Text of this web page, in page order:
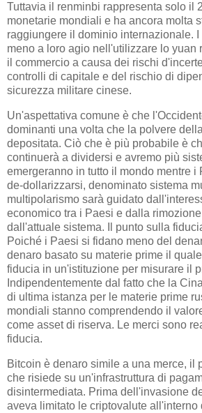
Tuttavia il renminbi rappresenta solo il
monetarie mondiali e ha ancora molta
raggiungere il dominio internazionale.
meno a loro agio nell'utilizzare lo yuan
il commercio a causa dei rischi
controlli di capitale e del rischio di
sicurezza militare cinese.
Un'aspettativa comune è che
dominanti una volta che la polvere
depositata. Ciò che è più probabile è
continuerà a dividersi e avremo più
emergeranno in tutto il mondo mentre i
de-dollarizzarsi, denominato sistema
multipolarismo sarà guidato
economico tra i Paesi e dalla
dall'attuale sistema. Il punto sulla
Poiché i Paesi si fidano meno del
denaro basato su materie prime il
fiducia in un'istituzione per misurare il
Indipendentemente dal fatto che la
di ultima istanza per le materie prime
mondiali stanno comprendendo il
come asset di riserva. Le merci sono
fiducia.
Bitcoin è denaro simile a una merce, il
che risiede su un'infrastruttura di
disintermediata. Prima dell'invasione
aveva limitato le criptovalute all'interno